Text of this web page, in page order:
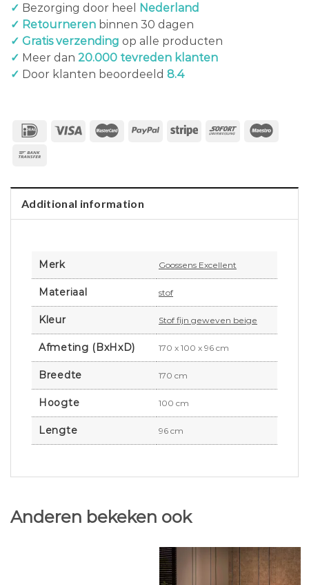
✓ Bezorging door heel
Nederland
✓ Retourneren binnen 30 dagen
✓ Gratis verzending op alle producten
✓ Meer dan 20.000 tevreden klanten
✓ Door klanten beoordeeld 8.4
Additional information
Merk Goossens Excellent
Materiaal stof
Kleur Stof fijn geweven beige
Afmeting (BxHxD) 170 x 100 x 96 cm
Breedte 170 cm
Hoogte 100 cm
Lengte 96 cm
Anderen bekeken ook